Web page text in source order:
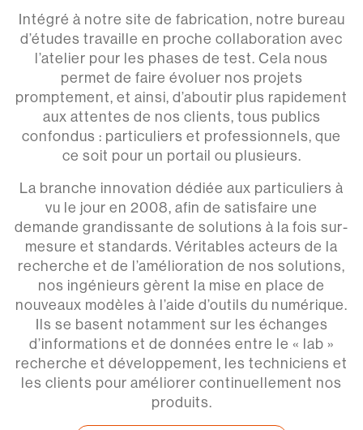
Intégré à notre site de fabrication, notre bureau
d’études travaille en proche collaboration avec
l’atelier pour les phases de test. Cela nous
permet de faire évoluer nos projets
promptement, et ainsi, d’aboutir plus rapidement
aux attentes de nos clients, tous publics
confondus : particuliers et professionnels, que
ce soit pour un portail ou plusieurs.
La branche innovation dédiée aux particuliers à
vu le jour en 2008, afin de satisfaire une
demande grandissante de solutions à la fois sur-
mesure et standards. Véritables acteurs de la
recherche et de l’amélioration de nos solutions,
nos ingénieurs gèrent la mise en place de
nouveaux modèles à l’aide d’outils du numérique.
Ils se basent notamment sur les échanges
d’informations et de données entre le « lab »
recherche et développement, les techniciens et
les clients pour améliorer continuellement nos
produits.